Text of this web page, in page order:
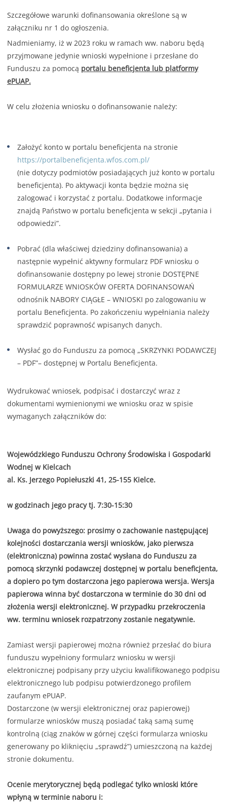
Szczegółowe warunki dofinansowania określone są w
załączniku nr 1 do ogłoszenia.
Nadmieniamy, iż w 2023 roku w ramach ww. naboru będą
przyjmowane jedynie wnioski wypełnione i przesłane do
Funduszu za pomocą portalu beneficjenta lub platformy
ePUAP.
W celu złożenia wniosku o dofinansowanie należy:
Założyć konto w portalu beneficjenta na stronie
https://portalbeneficjenta.wfos.com.pl/
(nie dotyczy podmiotów posiadających już konto w portalu
beneficjenta). Po aktywacji konta będzie można się
zalogować i korzystać z portalu. Dodatkowe informacje
znajdą Państwo w portalu beneficjenta w sekcji „pytania i
odpowiedzi”.
Pobrać (dla właściwej dziedziny dofinansowania) a
następnie wypełnić aktywny formularz PDF wniosku o
dofinansowanie dostępny po lewej stronie DOSTĘPNE
FORMULARZE WNIOSKÓW OFERTA DOFINANSOWAŃ
odnośnik NABORY CIĄGŁE – WNIOSKI po zalogowaniu w
portalu Beneficjenta. Po zakończeniu wypełniania należy
sprawdzić poprawność wpisanych danych.
Wysłać go do Funduszu za pomocą „SKRZYNKI PODAWCZEJ
– PDF”– dostępnej w Portalu Beneficjenta.
Wydrukować wniosek, podpisać i dostarczyć wraz z
dokumentami wymienionymi we wniosku oraz w spisie
wymaganych załączników do:
Wojewódzkiego Funduszu Ochrony Środowiska i Gospodarki
Wodnej w Kielcach
al. Ks. Jerzego Popiełuszki 41, 25-155 Kielce.
w godzinach jego pracy tj. 7:30-15:30
Uwaga do powyższego: prosimy o zachowanie następującej
kolejności dostarczania wersji wniosków, jako pierwsza
(elektroniczna) powinna zostać wysłana do Funduszu za
pomocą skrzynki podawczej dostępnej w portalu beneficjenta,
a dopiero po tym dostarczona jego papierowa wersja. Wersja
papierowa winna być dostarczona w terminie do 30 dni od
złożenia wersji elektronicznej. W przypadku przekroczenia
ww. terminu wniosek rozpatrzony zostanie negatywnie.
Zamiast wersji papierowej można również przesłać do biura
funduszu wypełniony formularz wniosku w wersji
elektronicznej podpisany przy użyciu kwalifikowanego podpisu
elektronicznego lub podpisu potwierdzonego profilem
zaufanym ePUAP.
Dostarczone (w wersji elektronicznej oraz papierowej)
formularze wniosków muszą posiadać taką samą sumę
kontrolną (ciąg znaków w górnej części formularza wniosku
generowany po kliknięciu „sprawdź”) umieszczoną na każdej
stronie dokumentu.
Ocenie merytorycznej będą podlegać tylko wnioski które
wpłyną w terminie naboru i: